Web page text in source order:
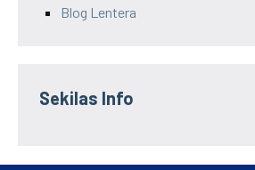
Blog Lentera
Sekilas Info